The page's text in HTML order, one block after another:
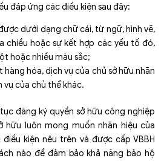
đáp ứng các điều kiện sau đây:
dưới dạng chữ cái, từ ngữ, hình vẽ,
chiều hoặc sự kết hợp các yếu tố đó,
hoặc nhiều màu sắc;
hóa, dịch vụ của chủ sở hữu nhãn
vụ của chủ thể khác.
ký quyền sở hữu công nghiệp
hữu luôn mong muốn nhãn hiệu của
kiện nêu trên và được cấp VBBH
nào để đảm bảo khả năng bảo hộ